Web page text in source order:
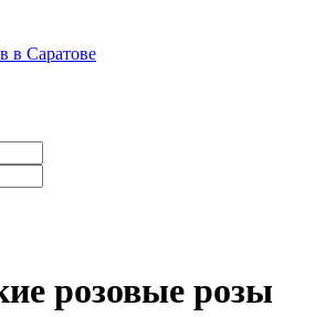
в Саратове
розовые розы